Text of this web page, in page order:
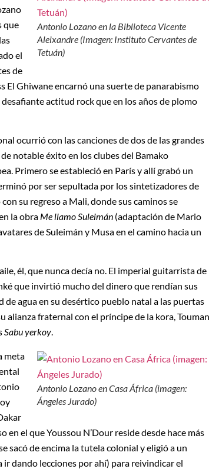
Antonio Lozano en la Biblioteca Vicente
Aleixandre (Imagen: Instituto Cervantes de
Tetuán)
que
el
de
El Ghiwane encarnó una suerte de panarabismo
actitud rock que en los años de plomo
ocurrió con las canciones de dos de las grandes
notable éxito en los clubes del Bamako
Primero se estableció en París y allí grabó un
por ser sepultada por los sintetizadores de
su regreso a Mali, donde sus caminos se
la obra Me llamo Suleimán (adaptación de Mario
de Suleimán y Musa en el camino hacia un
él, que nunca decía no. El imperial guitarrista de
que invirtió mucho del dinero que rendían sus
agua en su desértico pueblo natal a las puertas
alianza fraternal con el príncipe de la kora,
Sabu yerkoy.
Antonio Lozano en Casa África (imagen:
Ángeles Jurado)
meta
el que Youssou N’Dour reside desde hace más
sacó de encima la tutela colonial y eligió a un
dando lecciones por ahí) para reivindicar el